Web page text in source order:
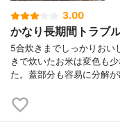
3.00
かなり長期間トラブ
5合炊きまでしっかりおい
きで炊いたお米は変色も
た。蓋部分も容易に分解